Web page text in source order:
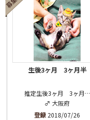
生後3ヶ月 3ヶ月半
推定生後3ヶ月 3ヶ月…
♂ 大阪府
登録 2018/07/26